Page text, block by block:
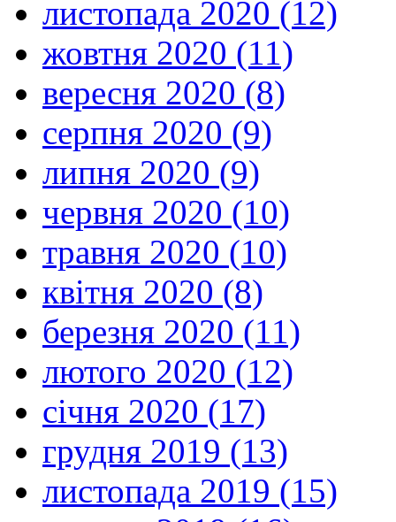
листопада 2020 (12)
жовтня 2020 (11)
вересня 2020 (8)
серпня 2020 (9)
липня 2020 (9)
червня 2020 (10)
травня 2020 (10)
квітня 2020 (8)
березня 2020 (11)
лютого 2020 (12)
січня 2020 (17)
грудня 2019 (13)
листопада 2019 (15)